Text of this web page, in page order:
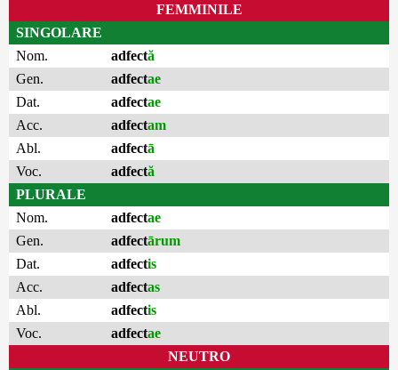
FEMMINILE
SINGOLARE
Nom.
adfectă
Gen.
adfectae
Dat.
adfectae
Acc.
adfectam
Abl.
adfectā
Voc.
adfectă
PLURALE
Nom.
adfectae
Gen.
adfectārum
Dat.
adfectis
Acc.
adfectas
Abl.
adfectis
Voc.
adfectae
NEUTRO